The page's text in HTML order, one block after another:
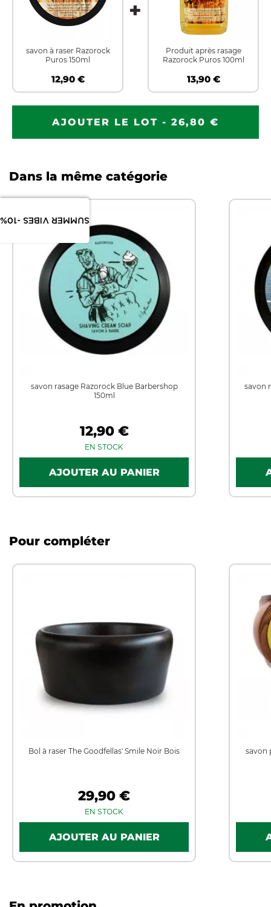
SUMMER VIBES -10%
savon à raser Razorock
Puros 150ml
12,90 €
Produit après rasage
Razorock Puros 100ml
13,90 €
AJOUTER LE LOT - 26,80 €
Dans la même catégorie
savon rasage Razorock Blue Barbershop
150ml
12,90 €
EN STOCK
savon
Pour compléter
Bol à raser The Goodfellas' Smile Noir Bois
29,90 €
EN STOCK
savon